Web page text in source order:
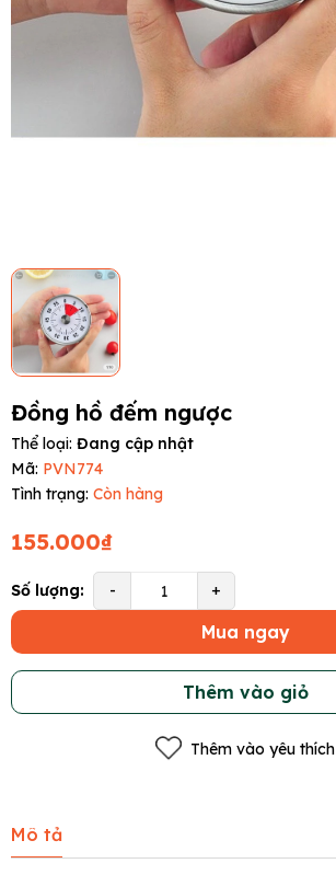
Đồng hồ đếm ngược
Thể loại: Đang cập nhật
Mã: PVN774
Tình trạng: Còn hàng
155.000₫
Số lượng: - +
Mua ngay
Thêm vào giỏ
Thêm vào yêu thích
Mô tả